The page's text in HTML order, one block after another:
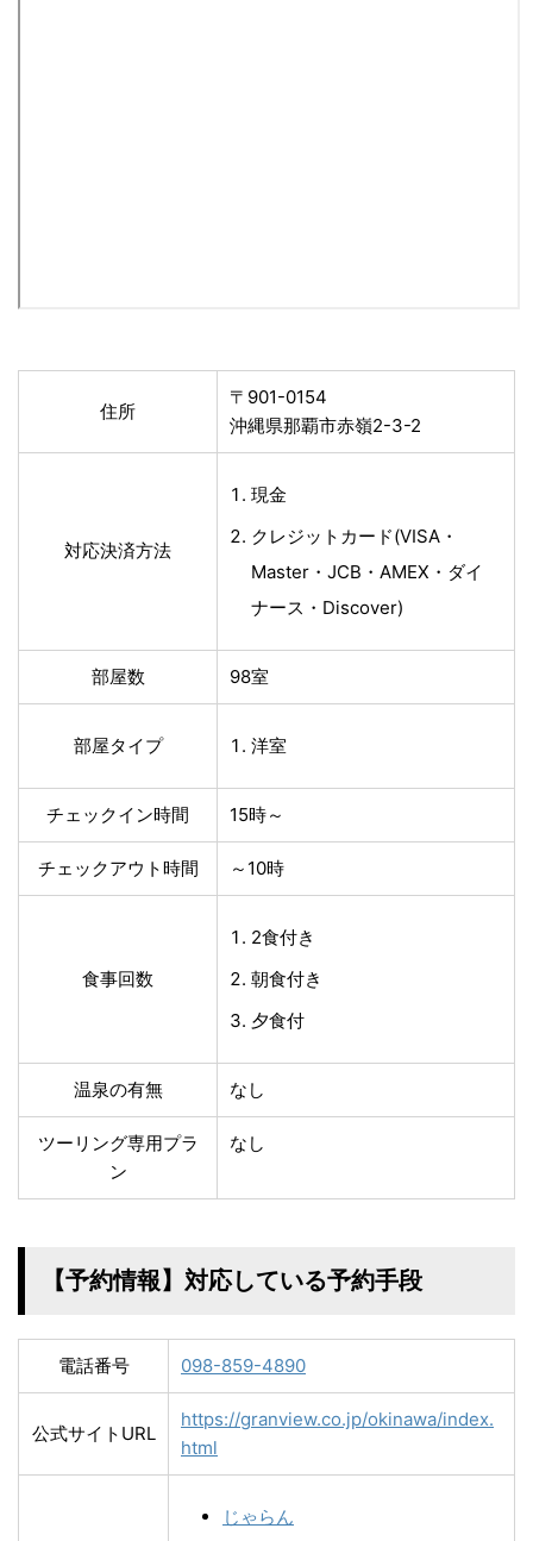
住所
〒901-0154
沖縄県那覇市赤嶺2-3-2
対応決済方法
現金
クレジットカード(VISA・
Master・JCB・AMEX・ダイ
ナース・Discover)
部屋数 98室
部屋タイプ 洋室
チェックイン時間 15時～
チェックアウト時間 ～10時
食事回数
2食付き
朝食付き
夕食付
温泉の有無 なし
ツーリング専用プラ
ン
なし
【予約情報】対応している予約手段
電話番号 098-859-4890
公式サイトURL
https://granview.co.jp/okinawa/index.
html
じゃらん